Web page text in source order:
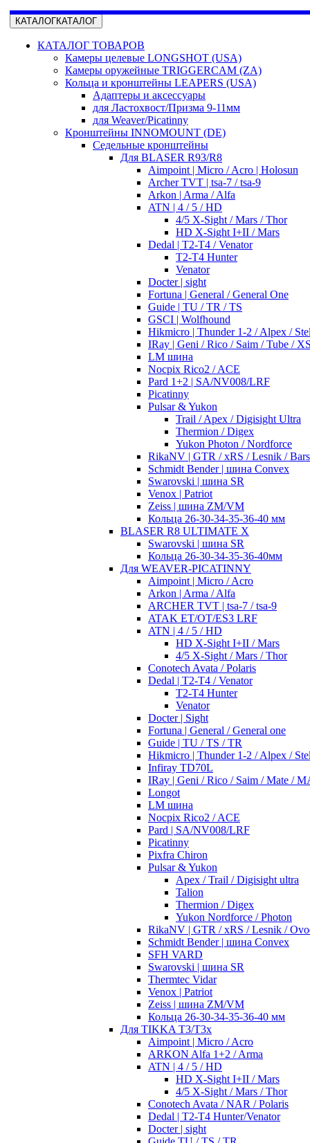
КАТАЛОГКАТАЛОГ
КАТАЛОГ ТОВАРОВ
Камеры целевые LONGSHOT (USA)
Камеры оружейные TRIGGERCAM (ZA)
Кольца и кронштейны LEAPERS (USA)
Адаптеры и аксессуары
для Ластохвост/Призма 9-11мм
для Weaver/Picatinny
Кронштейны INNOMOUNT (DE)
Седельные кронштейны
Для BLASER R93/R8
Aimpoint | Micro / Acro | Holosun
Archer TVT | tsa-7 / tsa-9
Arkon | Arma / Alfa
ATN | 4 / 5 / HD
4/5 X-Sight / Mars / Thor
HD X-Sight I+II / Mars
Dedal | T2-T4 / Venator
T2-T4 Hunter
Venator
Docter | sight
Fortuna | General / General One
Guide | TU / TR / TS
GSCI | Wolfhound
Hikmicro | Thunder 1-2 / Alpex /
IRay | Geni / Rico / Saim / Tube /
LM шина
Nocpix Rico2 / ACE
Pard 1+2 | SA/NV008/LRF
Picatinny
Pulsar & Yukon
Trail / Apex / Digisight Ultra
Thermion / Digex
Yukon Photon / Nordforce
RikaNV | GTR / xRS / Lesnik /
Schmidt Bender | шина Convex
Swarovski | шина SR
Venox | Patriot
Zeiss | шина ZM/VM
Кольца 26-30-34-35-36-40 мм
BLASER R8 ULTIMATE X
Swarovski | шина SR
Кольца 26-30-34-35-36-40мм
Для WEAVER-PICATINNY
Aimpoint | Micro / Acro
Arkon | Arma / Alfa
ARCHER TVT | tsa-7 / tsa-9
ATAK ET/OT/ES3 LRF
ATN | 4 / 5 / HD
HD X-Sight I+II / Mars
4/5 X-Sight / Mars / Thor
Conotech Avata / Polaris
Dedal | T2-T4 / Venator
T2-T4 Hunter
Venator
Docter | Sight
Fortuna | General / General one
Guide | TU / TS / TR
Hikmicro | Thunder 1-2 / Alpex /
Infiray TD70L
IRay | Geni / Rico / Saim / Mate /
Longot
LM шина
Nocpix Rico2 / ACE
Pard | SA/NV008/LRF
Picatinny
Pixfra Chiron
Pulsar & Yukon
Apex / Trail / Digisight ultra
Talion
Thermion / Digex
Yukon Nordforce / Photon
RikaNV | GTR / xRS / Lesnik /
Schmidt Bender | шина Convex
SFH VARD
Swarovski | шина SR
Thermtec Vidar
Venox | Patriot
Zeiss | шина ZM/VM
Кольца 26-30-34-35-36-40 мм
Для TIKKA T3/T3x
Aimpoint | Micro / Acro
ARKON Alfa 1+2 / Arma
ATN | 4 / 5 / HD
HD X-Sight I+II / Mars
4/5 X-Sight / Mars / Thor
Conotech Avata / NAR / Polaris
Dedal | T2-T4 Hunter/Venator
Docter | sight